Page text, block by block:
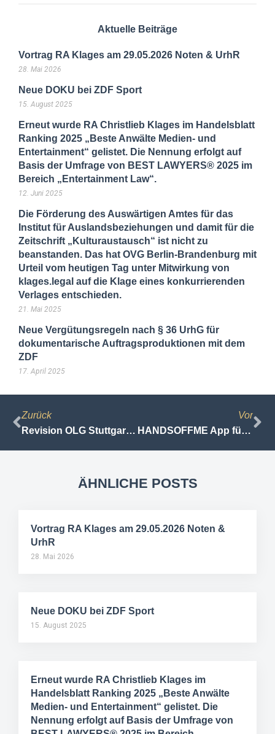
Aktuelle Beiträge
Vortrag RA Klages am 29.05.2026 Noten & UrhR
28. Mai 2026
Neue DOKU bei ZDF Sport
15. August 2025
Erneut wurde RA Christlieb Klages im Handelsblatt
Ranking 2025 „Beste Anwälte Medien- und
Entertainment“ gelistet. Die Nennung erfolgt auf
Basis der Umfrage von BEST LAWYERS® 2025 im
Bereich „Entertainment Law“.
12. Juni 2025
Die Förderung des Auswärtigen Amtes für das
Institut für Auslandsbeziehungen und damit für die
Zeitschrift „Kulturaustausch“ ist nicht zu
beanstanden. Das hat OVG Berlin-Brandenburg mit
Urteil vom heutigen Tag unter Mitwirkung von
klages.legal auf die Klage eines konkurrierenden
Verlages entschieden.
21. Mai 2025
Neue Vergütungsregeln nach § 36 UrhG für
dokumentarische Auftragsproduktionen mit dem
ZDF
17. April 2025
Zurück
Revision OLG Stuttgart vom 04.04.2012 Az. 4 U 171/11, Fernuni Hagen, § 52a UrhG
Vor
HANDSOFFME App für Android und iPhone veröffentlicht
ÄHNLICHE POSTS
Vortrag RA Klages am 29.05.2026 Noten &
UrhR
28. Mai 2026
Neue DOKU bei ZDF Sport
15. August 2025
Erneut wurde RA Christlieb Klages im
Handelsblatt Ranking 2025 „Beste Anwälte
Medien- und Entertainment“ gelistet. Die
Nennung erfolgt auf Basis der Umfrage von